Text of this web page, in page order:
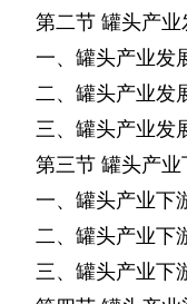
第二节 罐头产业
一、罐头产业发
二、罐头产业发
三、罐头产业发
第三节 罐头产业
一、罐头产业下
二、罐头产业下
三、罐头产业下